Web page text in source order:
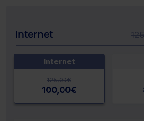
Internet
Internet
125,00€
100,00€